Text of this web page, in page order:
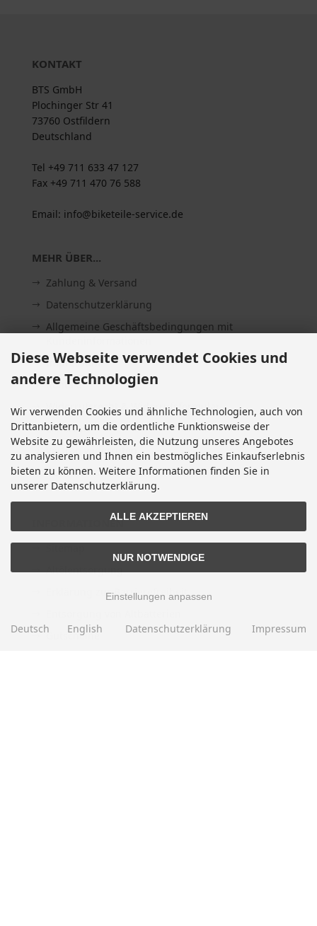
KONTAKT
BTS GmbH
Plochinger Str 41
73760 Ostfildern
Deutschland
Tel +49 711 633 47 127
Fax +49 711 470 76 588
Email: info@biketeile-service.de
MEHR ÜBER...
Zahlung & Versand
Datenschutzerklärung
Allgemeine Geschäftsbedingungen mit
Impressum
Kontakt
Widerrufsrecht & Widerrufsformular
Lieferzeit
Vertrag widerrufen
Cookie Einstellungen
INFORMATIONEN
Altölentsorgung
Erklärung zur Barrierefreiheit
Gutscheine
Diese Webseite verwendet Cookies und
andere Technologien
Wir verwenden Cookies und ähnliche Technologien, auch von
Drittanbietern, um die ordentliche Funktionsweise der
Website zu gewährleisten, die Nutzung unseres Angebotes
zu analysieren und Ihnen ein bestmögliches Einkaufserlebnis
bieten zu können. Weitere Informationen finden Sie in
unserer Datenschutzerklärung.
ALLE AKZEPTIEREN
NUR NOTWENDIGE
Einstellungen anpassen
Deutsch English Datenschutzerklärung Impressum